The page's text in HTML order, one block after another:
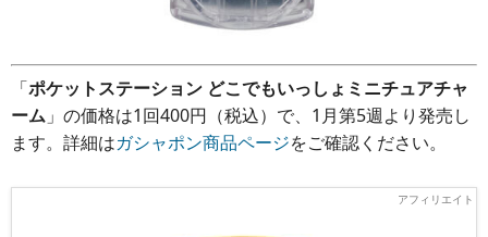
「ポケットステーション どこでもいっしょミニチュアチャ
ーム 」の価格は1回400円（税込）で、1月第5週より発売し
ます。詳細はガシャポン商品ページをご確認ください。